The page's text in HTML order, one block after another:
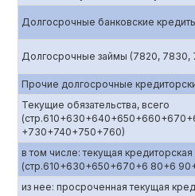
Долгосрочные банковские
Долгосрочные займы (7820, 7830,
Прочие долгосрочные
Текущие обязательства, всего
+730+740+750+760)
в том числе: текущая
(стр.610+630+650+670+6 80+6
из нее: просроченная текущая